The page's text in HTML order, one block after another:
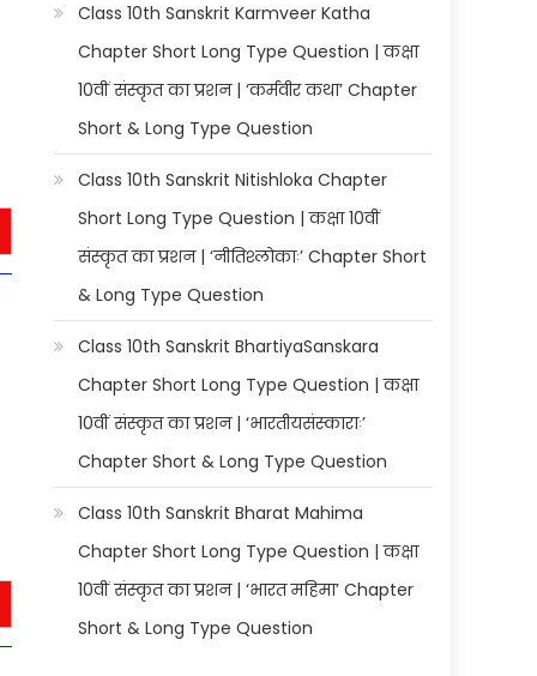
Class 10th Sanskrit Karmveer Katha
Chapter Short Long Type Question | कक्षा
10वीं संस्कृत का प्रशन | ‘कर्मवीर कथा’ Chapter
Short & Long Type Question
Class 10th Sanskrit Nitishloka Chapter
Short Long Type Question | कक्षा 10वीं
संस्कृत का प्रशन | ‘नीतिश्लोकाः’ Chapter Short
& Long Type Question
Class 10th Sanskrit BhartiyaSanskara
Chapter Short Long Type Question | कक्षा
10वीं संस्कृत का प्रशन | ‘भारतीयसंस्काराः’
Chapter Short & Long Type Question
Class 10th Sanskrit Bharat Mahima
Chapter Short Long Type Question | कक्षा
10वीं संस्कृत का प्रशन | ‘भारत महिमा’ Chapter
Short & Long Type Question